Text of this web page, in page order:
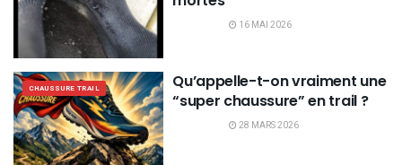
16 MAI 2026
CHAUSSURE TRAIL
Qu’appelle-t-on vraiment une
“super chaussure” en trail ?
28 MARS 2026